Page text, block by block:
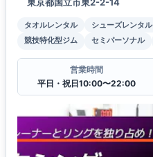
タオルレンタル シューズレンタル
競技特化型ジム
セミパーソナル
営業時間
平日・祝日10:00〜22:00